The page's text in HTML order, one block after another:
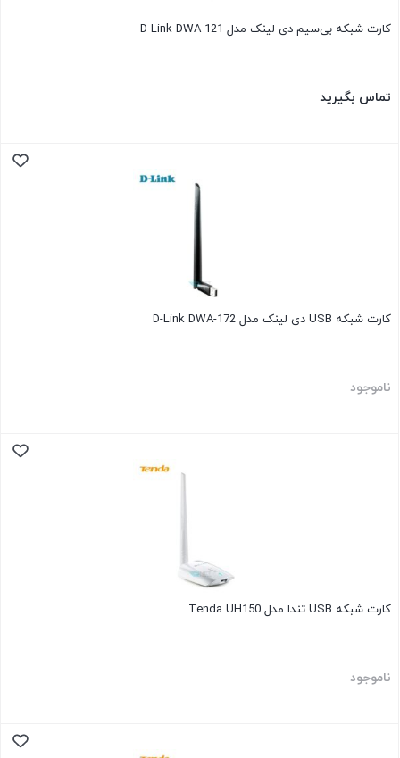
کارت شبکه بی‌سیم دی لینک مدل D-Link DWA-121
تماس بگیرید
کارت شبکه USB دی لینک مدل D-Link DWA-172
ناموجود
کارت شبکه USB تندا مدل Tenda UH150
ناموجود